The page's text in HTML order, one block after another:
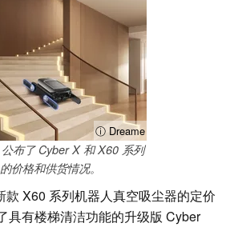
ⓘ Dreame
布了 Cyber X 和 X60 系列
的价格和供货情况。
款 X60 系列机器人真空吸尘器的定价
具有楼梯清洁功能的升级版 Cyber